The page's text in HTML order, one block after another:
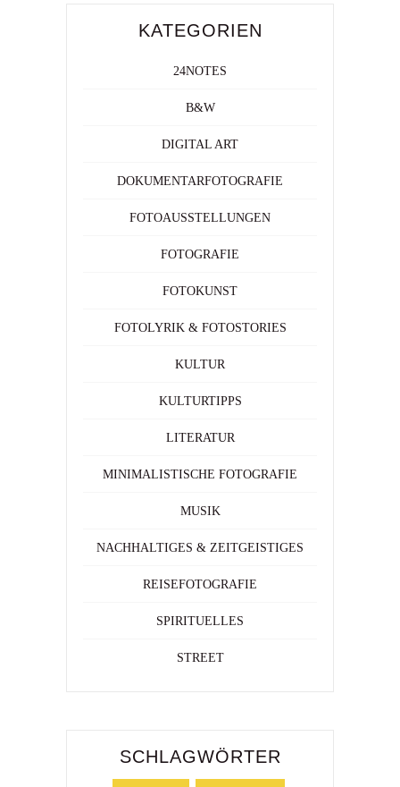
KATEGORIEN
24NOTES
B&W
DIGITAL ART
DOKUMENTARFOTOGRAFIE
FOTOAUSSTELLUNGEN
FOTOGRAFIE
FOTOKUNST
FOTOLYRIK & FOTOSTORIES
KULTUR
KULTURTIPPS
LITERATUR
MINIMALISTISCHE FOTOGRAFIE
MUSIK
NACHHALTIGES & ZEITGEISTIGES
REISEFOTOGRAFIE
SPIRITUELLES
STREET
SCHLAGWÖRTER